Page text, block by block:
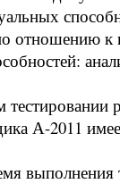
отношению к
А-2011
выполнения